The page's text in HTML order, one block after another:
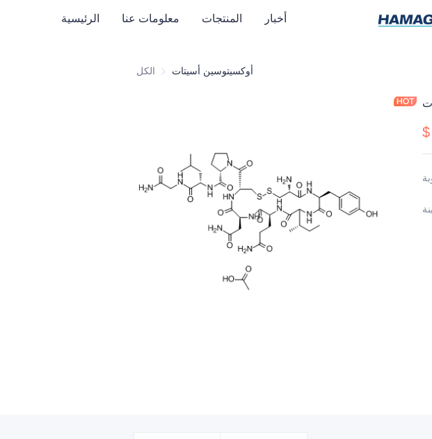
الرئيسية معلومات عنا المنتجات أخبار
الكل أوكسيتوسين أسيتات
$